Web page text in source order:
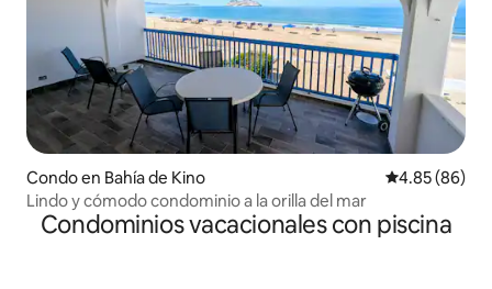
Condo en Bahía de Kino Calificación
4.85 (86)
Lindo y cómodo condominio a la orilla del mar
Condominios vacacionales con piscina